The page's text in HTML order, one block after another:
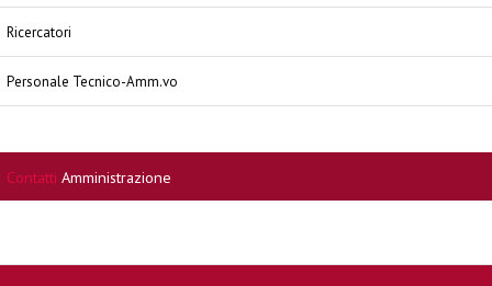
Ricercatori
Personale Tecnico-Amm.vo
Contatti Amministrazione